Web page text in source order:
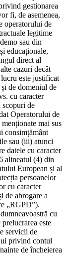
gestionarea
fi, de asemenea,
operatorului de
legitime
sau din
educaționale,
direct al
cazuri decât
este justificat
de domeniul de
cu caracter
scopuri de
Operatorului de
mai sus
consimțământ
sau (iii) atunci
datele cu caracter
alineatul (4) din
European și al
persoanelor
cu caracter
de abrogare a
„RGPD”).
cu
este
servicii de
privind contul
de încheierea